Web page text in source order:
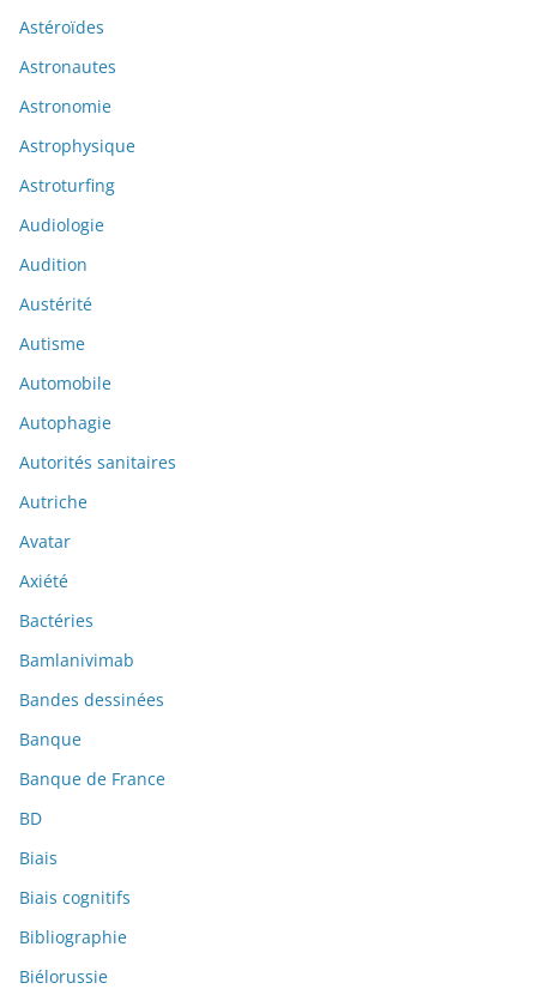
Astéroïdes
Astronautes
Astronomie
Astrophysique
Astroturfing
Audiologie
Audition
Austérité
Autisme
Automobile
Autophagie
Autorités sanitaires
Autriche
Avatar
Axiété
Bactéries
Bamlanivimab
Bandes dessinées
Banque
Banque de France
BD
Biais
Biais cognitifs
Bibliographie
Biélorussie